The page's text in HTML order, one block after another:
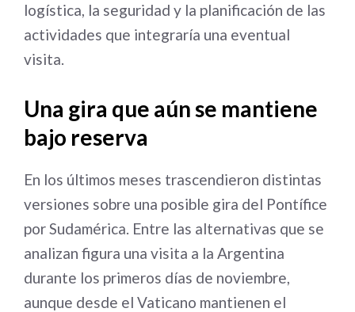
logística, la seguridad y la planificación de las
actividades que integraría una eventual
visita.
Una gira que aún se mantiene
bajo reserva
En los últimos meses trascendieron distintas
versiones sobre una posible gira del Pontífice
por Sudamérica. Entre las alternativas que se
analizan figura una visita a la Argentina
durante los primeros días de noviembre,
aunque desde el Vaticano mantienen el